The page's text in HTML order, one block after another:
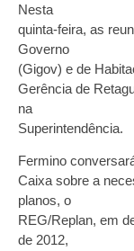
Nesta
quinta-feira, as
Governo
(Gigov) e de
Gerência de
na
Superintendência.
Fermino
Caixa sobre a
planos, o
REG/Replan, em
de 2012,